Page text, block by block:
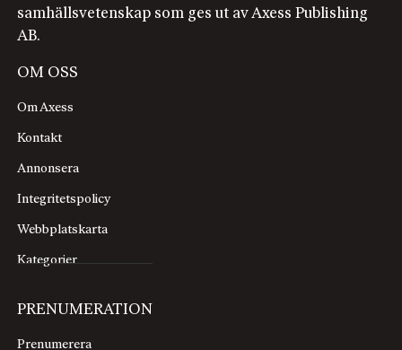
samhällsvetenskap som ges ut av Axess Publishing
AB.
OM OSS
Om Axess
Kontakt
Annonsera
Integritetspolicy
Webbplatskarta
Kategorier
PRENUMERATION
Prenumerera